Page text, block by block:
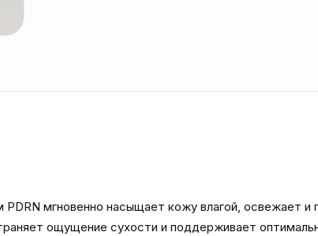
мгновенно насыщает кожу влагой, освежает
ощущение сухости и поддерживает